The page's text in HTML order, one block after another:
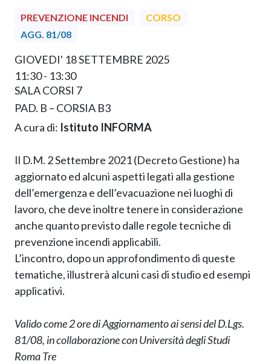
PREVENZIONE INCENDI
CORSO
AGG. 81/08
GIOVEDI' 18 SETTEMBRE 2025
11:30 - 13:30
SALA CORSI 7
PAD. B – CORSIA B3
A cura di: Istituto INFORMA
Il D.M. 2 Settembre 2021 (Decreto Gestione) ha
aggiornato ed alcuni aspetti legati alla gestione
dell’emergenza e dell’evacuazione nei luoghi di
lavoro, che deve inoltre tenere in considerazione
anche quanto previsto dalle regole tecniche di
prevenzione incendi applicabili.
L’incontro, dopo un approfondimento di queste
tematiche, illustrerà alcuni casi di studio ed esempi
applicativi.
Valido come 2 ore di Aggiornamento ai sensi del D.Lgs.
81/08, in collaborazione con Università degli Studi
Roma Tre